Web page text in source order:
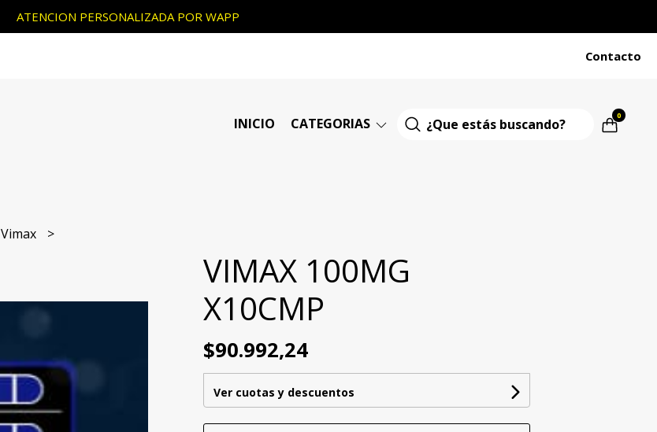
ATENCION PERSONALIZADA POR WAPP
Contacto
INICIO CATEGORIAS 0
Vimax
VIMAX 100MG
X10CMP
$90.992,24
Ver cuotas y descuentos